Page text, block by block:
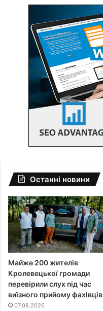
Останні новини
Майже 200 жителів
Кролевецької громади
перевірили слух під час
виїзного прийому фахівців
07.08.2026